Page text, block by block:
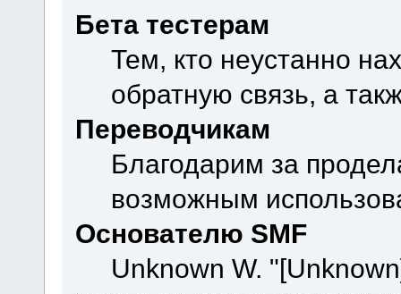
Бета тестерам
Тем, кто неустанно
обратную связь, а
Переводчикам
Благодарим за
возможным
Основателю SMF
Unknown W.